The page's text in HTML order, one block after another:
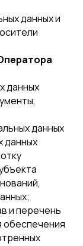
данных и
данных
данных
данных
и перечень
обеспечения